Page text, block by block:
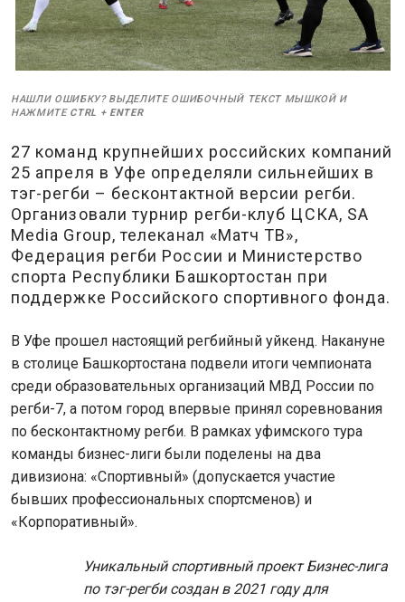
НАШЛИ ОШИБКУ? ВЫДЕЛИТЕ ОШИБОЧНЫЙ ТЕКСТ МЫШКОЙ И
НАЖМИТЕ CTRL + ENTER
27 команд крупнейших российских компаний
25 апреля в Уфе определяли сильнейших в
тэг-регби – бесконтактной версии регби.
Организовали турнир регби-клуб ЦСКА, SA
Media Group, телеканал «Матч ТВ»,
Федерация регби России и Министерство
спорта Республики Башкортостан при
поддержке Российского спортивного фонда.
В Уфе прошел настоящий регбийный уйкенд. Накануне
в столице Башкортостана подвели итоги чемпионата
среди образовательных организаций МВД России по
регби-7, а потом город впервые принял соревнования
по бесконтактному регби. В рамках уфимского тура
команды бизнес-лиги были поделены на два
дивизиона: «Спортивный» (допускается участие
бывших профессиональных спортсменов) и
«Корпоративный».
Уникальный спортивный проект Бизнес-лига
по тэг-регби создан в 2021 году для